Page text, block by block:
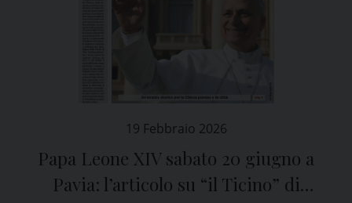
19 Febbraio 2026
Papa Leone XIV sabato 20 giugno a
Pavia: l’articolo su “il Ticino” di